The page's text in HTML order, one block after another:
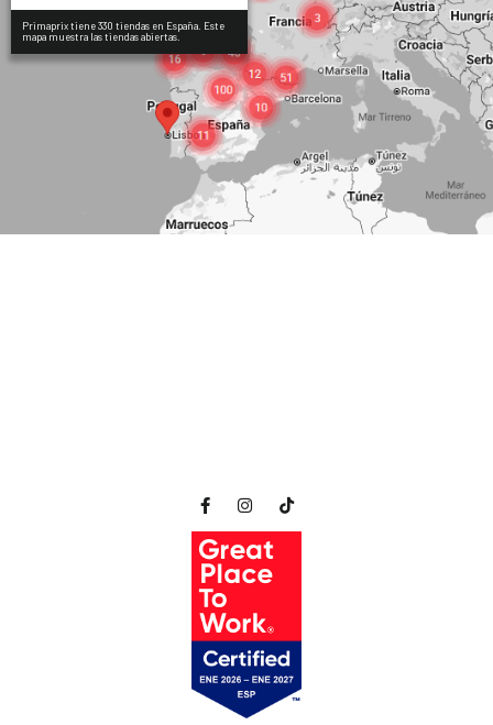
Primaprix tiene 330 tiendas en España. Este
mapa muestra las tiendas abiertas.